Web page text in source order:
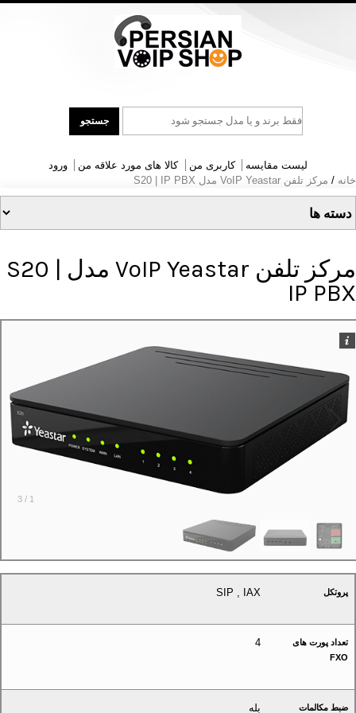
جست
و
جستجو
لیست مقایسه کاربری من کالا های مورد علاقه من
ورود
خانه / مرکز تلفن VoIP Yeastar مدل S20 | IP PBX
مرکز تلفن VoIP Yeastar مدل S20 |
IP PBX
1
/
3
پروتکل SIP , IAX
تعداد پورت های
FXO
4
ضبط مکالمات بله